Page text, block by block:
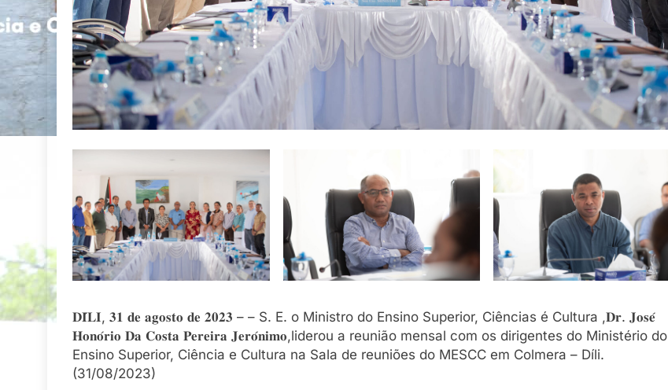
𝐃𝐈́𝐋𝐈, 𝟑𝟏 𝐝𝐞 𝐚𝐠𝐨𝐬𝐭𝐨 𝐝𝐞 𝟐𝟎𝟐𝟑 – – S. E. o Ministro do Ensino Superior, Ciências é Cultura ,𝐃𝐫. 𝐉𝐨𝐬𝐞́
𝐇𝐨𝐧𝐨́𝐫𝐢𝐨 𝐃𝐚 𝐂𝐨𝐬𝐭𝐚 𝐏𝐞𝐫𝐞𝐢𝐫𝐚 𝐉𝐞𝐫𝐨́𝐧𝐢𝐦𝐨,liderou a reunião mensal com os dirigentes do Ministério do
Ensino Superior, Ciência e Cultura na Sala de reuniões do MESCC em Colmera – Díli.
(31/08/2023)